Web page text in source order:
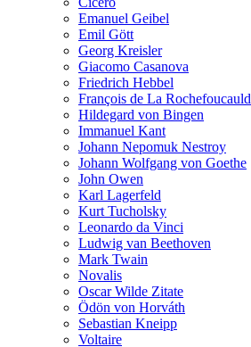
Emanuel Geibel
Emil Gött
Georg Kreisler
Giacomo Casanova
Friedrich Hebbel
François de La Rochefoucauld
Hildegard von Bingen
Immanuel Kant
Johann Nepomuk Nestroy
Johann Wolfgang von Goethe
John Owen
Karl Lagerfeld
Kurt Tucholsky
Leonardo da Vinci
Ludwig van Beethoven
Mark Twain
Novalis
Oscar Wilde Zitate
Ödön von Horváth
Sebastian Kneipp
Voltaire